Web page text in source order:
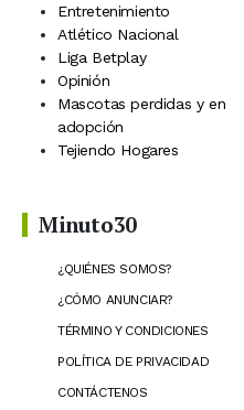
Entretenimiento
Atlético Nacional
Liga Betplay
Opinión
Mascotas perdidas y en
adopción
Tejiendo Hogares
Minuto30
¿QUIÉNES SOMOS?
¿CÓMO ANUNCIAR?
TÉRMINO Y CONDICIONES
POLÍTICA DE PRIVACIDAD
CONTÁCTENOS